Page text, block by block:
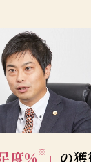
度％※ 」 の